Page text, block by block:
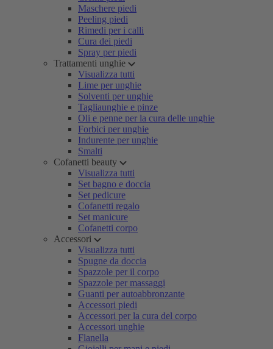
Maschere piedi
Peeling piedi
Rimedi per i calli
Cura dei piedi
Spray per piedi
Trattamenti unghie
Visualizza tutti
Lime per unghie
Solventi per unghie
Tagliaunghie e pinze
Oli e penne per la cura delle unghie
Forbici per unghie
Indurente per unghie
Smalti
Cofanetti beauty
Visualizza tutti
Set bagno e doccia
Set pedicure
Cofanetti regalo
Set manicure
Cofanetti corpo
Accessori
Visualizza tutti
Spugne da doccia
Spazzole per il corpo
Spazzole per massaggi
Guanti per autoabbronzante
Accessori piedi
Accessori per la cura del corpo
Accessori unghie
Flanella